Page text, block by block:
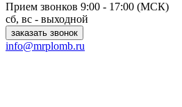
Прием звонков 9:00 - 17:00 (МСК)
сб, вс - выходной
заказать звонок
info@mrplomb.ru